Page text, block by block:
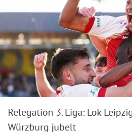
Relegation 3. Liga: Lok
Würzburg jubelt